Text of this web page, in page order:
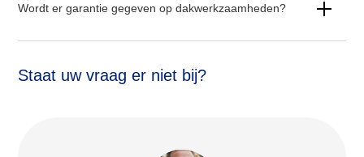
Wordt er garantie gegeven op dakwerkzaamheden?
Staat uw vraag er niet bij?